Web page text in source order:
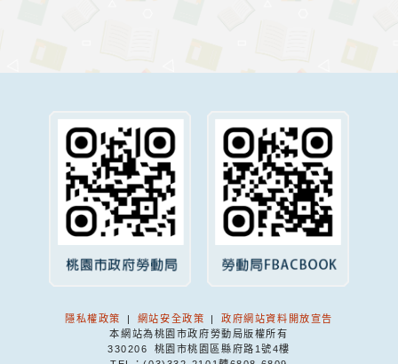
隱私權政策 | 網站安全政策 | 政府網站資料開放宣告
本網站為桃園市政府勞動局版權所有
330206 桃園市桃園區縣府路1號4樓